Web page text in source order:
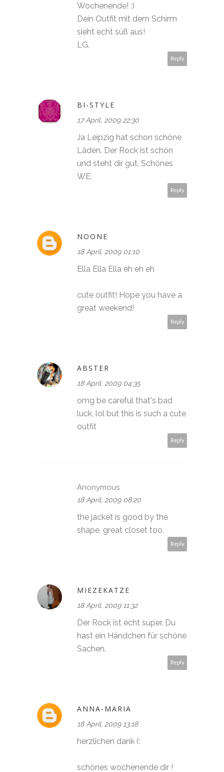
Wochenende! :)
Dein Outfit mit dem Schirm
sieht echt süß aus!
LG.
Reply
BI-STYLE
17 April, 2009 22:30
Ja Leipzig hat schon schöne
Läden. Der Rock ist schön
und steht dir gut. Schönes
WE.
Reply
NOONE
18 April, 2009 01:10
Ella Ella Ella eh eh eh
cute outfit! Hope you have a
great weekend!
Reply
ABSTER
18 April, 2009 04:35
omg be careful that's bad
luck, lol but this is such a cute
outfit
Reply
Anonymous
18 April, 2009 08:20
the jacket is good by the
shape, great closet too.
Reply
MIEZEKATZE
18 April, 2009 11:32
Der Rock ist echt super. Du
hast ein Händchen für schöne
Sachen.
Reply
ANNA-MARIA
18 April, 2009 13:18
herzlichen dank (:
schönes wochenende dir !